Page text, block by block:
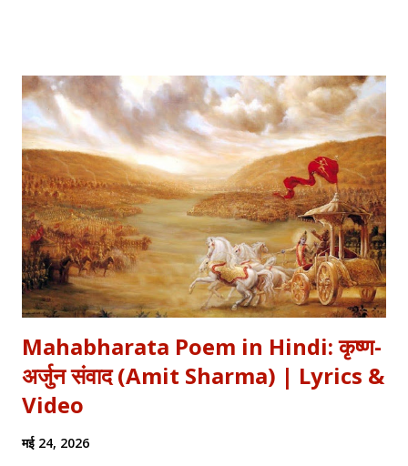
अपनी इच्छा से विद्रोह किया और इतिहास बदल दिया, ठीक वैसे ही जैसे हमने कुछ
औरतों की विद्रोही कहानियों में पढ़ा है। Exam Relevance (UPSC / NET
/ Academic) विषय: 1857 का स्वतंत्रता संग्राम (History) साहित्य: वीर रस
और राष्ट्रीय सांस्कृतिक काव्यधारा (Hindi Literature) महत्व: ...
Mahabharata Poem in Hindi: कृष्ण-
अर्जुन संवाद (Amit Sharma) | Lyrics &
Video
मई 24, 2026